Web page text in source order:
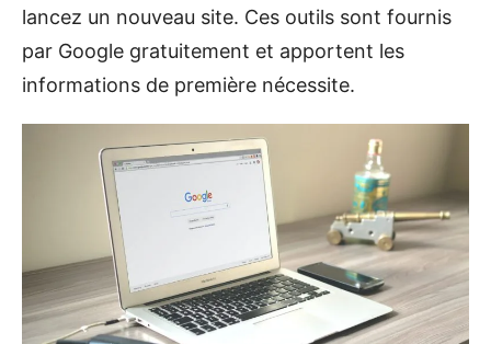
lancez un nouveau site. Ces outils sont fournis
par Google gratuitement et apportent les
informations de première nécessite.